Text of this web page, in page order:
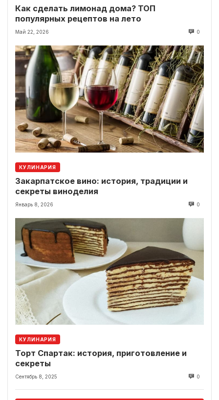
Как сделать лимонад дома? ТОП
популярных рецептов на лето
Май 22, 2026 0
КУЛИНАРИЯ
Закарпатское вино: история, традиции и
секреты виноделия
Январь 8, 2026 0
КУЛИНАРИЯ
Торт Спартак: история, приготовление и
секреты
Сентябрь 8, 2025 0